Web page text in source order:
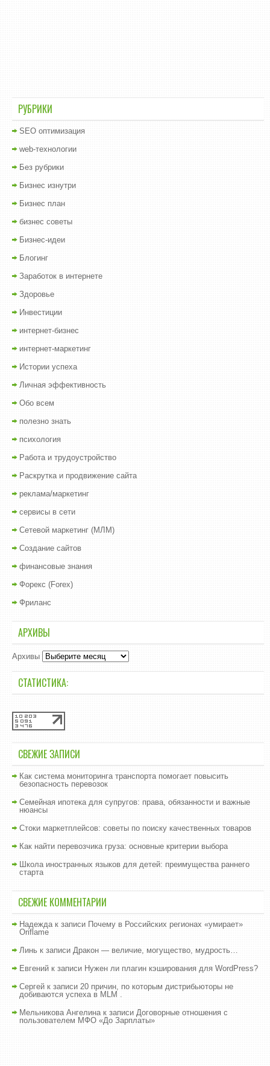
РУБРИКИ
SEO оптимизация
web-технологии
Без рубрики
Бизнес изнутри
Бизнес план
бизнес советы
Бизнес-идеи
Блогинг
Заработок в интернете
Здоровье
Инвестиции
интернет-бизнес
интернет-маркетинг
Истории успеха
Личная эффективность
Обо всем
полезно знать
психология
Работа и трудоустройство
Раскрутка и продвижение сайта
реклама/маркетинг
сервисы в сети
Сетевой маркетинг (МЛМ)
Создание сайтов
финансовые знания
Форекс (Forex)
Фриланс
АРХИВЫ
Архивы
СТАТИСТИКА:
СВЕЖИЕ ЗАПИСИ
Как система мониторинга транспорта помогает повысить
безопасность перевозок
Семейная ипотека для супругов: права, обязанности и важные
нюансы
Стоки маркетплейсов: советы по поиску качественных товаров
Как найти перевозчика груза: основные критерии выбора
Школа иностранных языков для детей: преимущества раннего
старта
СВЕЖИЕ КОММЕНТАРИИ
Надеждак записи Почему в Российских регионах «умирает»
Oriflame
Линь к записи Дракон — величие, могущество, мудрость…
Евгений к записи Нужен ли плагин кэширования для WordPress?
Сергей к записи 20 причин, по которым дистрибьюторы не
добиваются успеха в MLM .
Мельникова Ангелинак записи Договорные отношения с
пользователем МФО «До Зарплаты»